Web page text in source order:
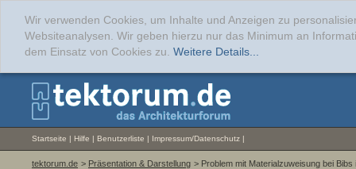
Wir verwenden Cookies, um Inhalte und Anzeigen zu
Websiteanalysen. Wir geben hierzu nur das Minimum an
dem Einsatz von Cookies zu. Weitere Details...
Startseite | Hilfe | Benutzerliste | Impressum/Datenschutz |
tektorum.de > Präsentation & Darstellung > Problem mit Materialzuweisung bei Bibs